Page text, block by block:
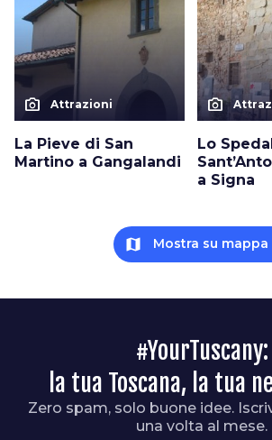
photo_camera Attrazioni
La Pieve di San
Martino a Gangalandi
photo_camera
Lo
a Signa
map Mostra su mappa
#YourTuscany:
la tua Toscana, la tua
Zero spam, solo buone idee.
una volta al mese.